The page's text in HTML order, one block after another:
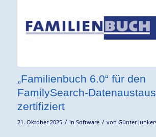
„Familienbuch 6.0“ für den
FamilySearch-
zertifiziert
21. Oktober 2025 / in Software / von Günter